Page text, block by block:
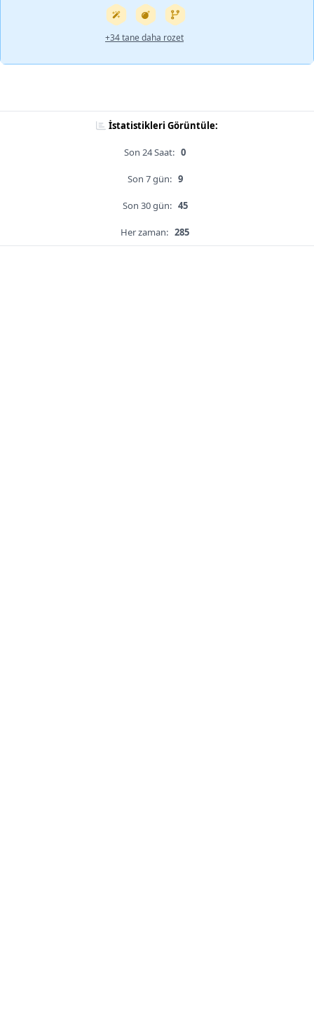
+34 tane daha rozet
İstatistikleri Görüntüle:
Son 24 Saat: 0
Son 7 gün: 9
Son 30 gün: 45
Her zaman: 285